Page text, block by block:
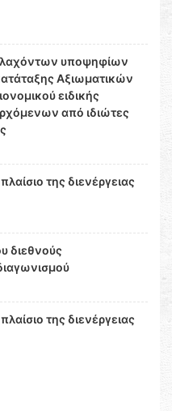
υποψηφίων
Αξιωματικών
ειδικής
από ιδιώτες
της διενέργειας
διεθνούς
της διενέργειας